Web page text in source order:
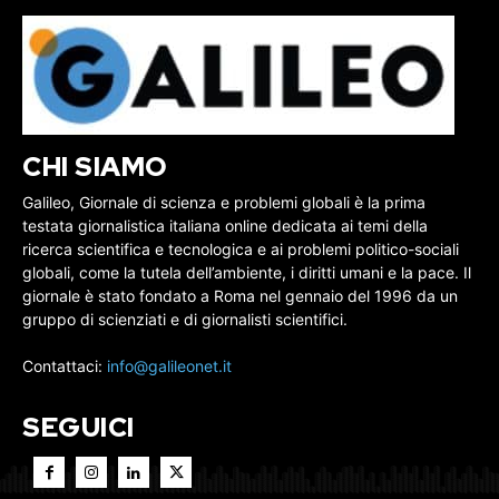
CHI SIAMO
Galileo, Giornale di scienza e problemi globali è la prima
testata giornalistica italiana online dedicata ai temi della
ricerca scientifica e tecnologica e ai problemi politico-sociali
globali, come la tutela dell’ambiente, i diritti umani e la pace. Il
giornale è stato fondato a Roma nel gennaio del 1996 da un
gruppo di scienziati e di giornalisti scientifici.
Contattaci: info@galileonet.it
SEGUICI